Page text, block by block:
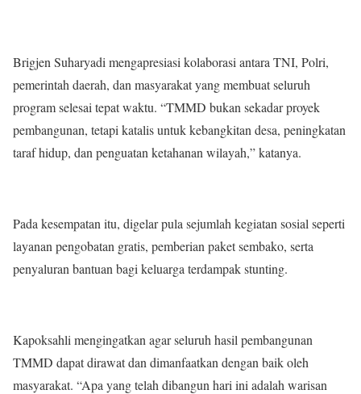
Brigjen Suharyadi mengapresiasi kolaborasi antara TNI, Polri,
pemerintah daerah, dan masyarakat yang membuat seluruh
program selesai tepat waktu. “TMMD bukan sekadar proyek
pembangunan, tetapi katalis untuk kebangkitan desa, peningkatan
taraf hidup, dan penguatan ketahanan wilayah,” katanya.
Pada kesempatan itu, digelar pula sejumlah kegiatan sosial seperti
layanan pengobatan gratis, pemberian paket sembako, serta
penyaluran bantuan bagi keluarga terdampak stunting.
Kapoksahli mengingatkan agar seluruh hasil pembangunan
TMMD dapat dirawat dan dimanfaatkan dengan baik oleh
masyarakat. “Apa yang telah dibangun hari ini adalah warisan